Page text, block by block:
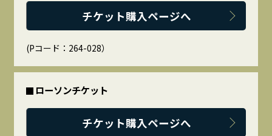
チケット購入ページへ
(Pコード：264-028）
ローソンチケット
チケット購入ページへ